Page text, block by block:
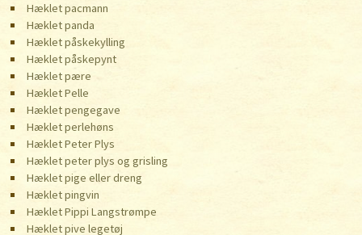
Hæklet pacmann
Hæklet panda
Hæklet påskekylling
Hæklet påskepynt
Hæklet pære
Hæklet Pelle
Hæklet pengegave
Hæklet perlehøns
Hæklet Peter Plys
Hæklet peter plys og grisling
Hæklet pige eller dreng
Hæklet pingvin
Hæklet Pippi Langstrømpe
Hæklet pive legetøj